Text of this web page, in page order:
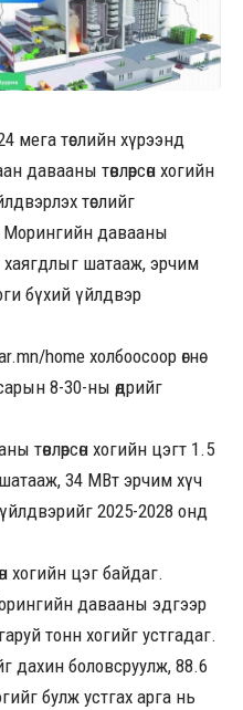
мега төслийн хүрээнд
давааны төвлөрсөн хогийн
төслийг
Морингийн давааны
хаягдлыг шатааж, эрчим
бүхий үйлдвэр
home холбоосоор өгнө
8-30-ны өдрийг
төвлөрсөн хогийн цэгт 1.5
34 МВт эрчим хүч
2025-2028 онд
хогийн цэг байдаг.
давааны эдгээр
тонн хогийг устгадаг.
дахин боловсруулж, 88.6
булж устгах арга нь